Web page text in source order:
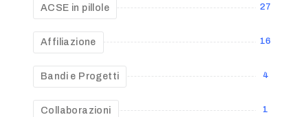
ACSE in pillole 27
Affiliazione 16
Bandi e Progetti 4
Collaborazioni 1